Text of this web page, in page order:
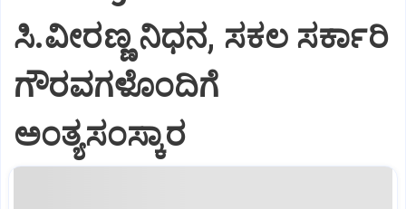
ಸಿ.ವೀರಣ್ಣ ನಿಧನ, ಸಕಲ ಸರ್ಕಾರಿ
ಗೌರವಗಳೊಂದಿಗೆ
ಅಂತ್ಯಸಂಸ್ಕಾರ